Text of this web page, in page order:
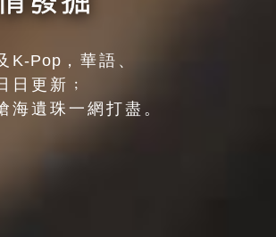
K-Pop ，華語、
日更新﹔
海遺珠一網打盡。